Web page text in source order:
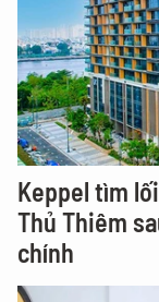
Keppel tìm
Thủ Thiêm
chính